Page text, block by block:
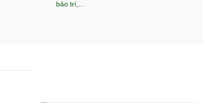
bảo trì,...